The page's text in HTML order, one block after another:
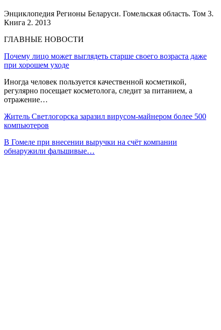
Энциклопедия Регионы Беларуси. Гомельская область. Том 3.
Книга 2. 2013
ГЛАВНЫЕ НОВОСТИ
Почему лицо может выглядеть старше своего возраста даже
при хорошем уходе
Иногда человек пользуется качественной косметикой,
регулярно посещает косметолога, следит за питанием, а
отражение…
Житель Светлогорска заразил вирусом-майнером более 500
компьютеров
В Гомеле при внесении выручки на счёт компании
обнаружили фальшивые…